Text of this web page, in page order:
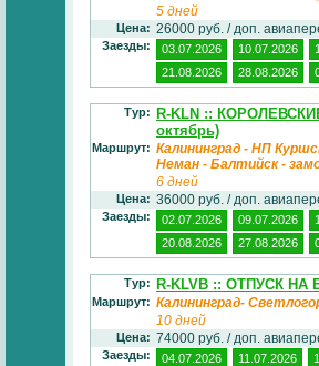
5 дней
Цена: 26000 руб. / доп.
Заезды: 03.07.2026 10.07.2026
21.08.2026
28.08.2026
Тур: R-KLN ::
октябрь)
Маршрут: Калининград - НП
Неман - Балтийск -
6 дней
Цена: 36000 руб. / доп.
Заезды: 02.07.2026 09.07.2026
20.08.2026
27.08.2026
Тур: R-KLVB :: ОТПУСК НА
Маршрут: Калининград-
10 дней
Цена: 74000 руб. / доп.
Заезды: 04.07.2026 11.07.2026